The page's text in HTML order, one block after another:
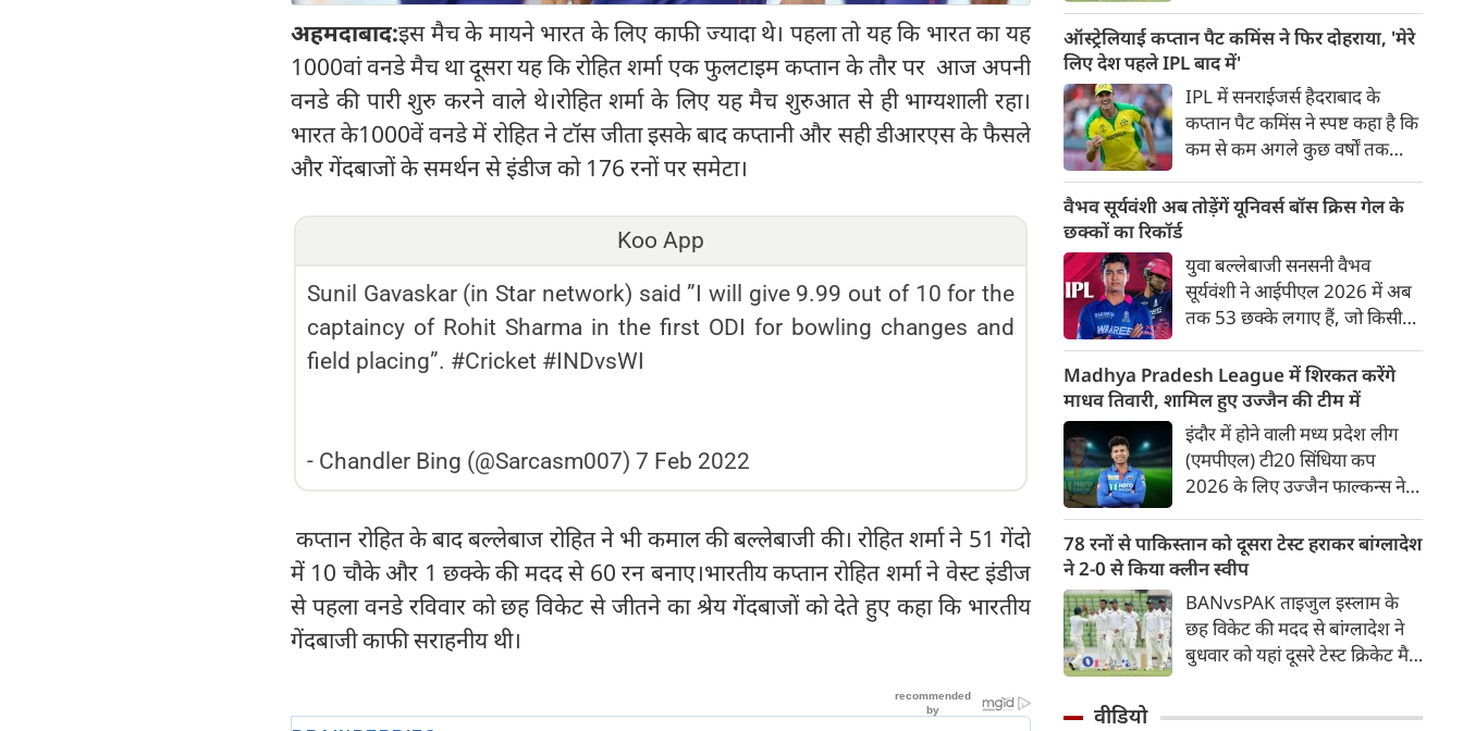
अहमदाबाद:इस मैच के मायने भारत के लिए काफी ज्यादा थे। पहला तो यह कि भारत का यह
1000वां वनडे मैच था दूसरा यह कि रोहित शर्मा एक फुलटाइम कप्तान के तौर पर आज अपनी
वनडे की पारी शुरु करने वाले थे।रोहित शर्मा के लिए यह मैच शुरुआत से ही भाग्यशाली रहा।
भारत के1000वें वनडे में रोहित ने टॉस जीता इसके बाद कप्तानी और सही डीआरएस के फैसले
और गेंदबाजों के समर्थन से इंडीज को 176 रनों पर समेटा।
Koo App
Sunil Gavaskar (in Star network) said ”I will give 9.99 out of 10 for the
captaincy of Rohit Sharma in the first ODI for bowling changes and
field placing”. #Cricket #INDvsWI
- Chandler Bing (@Sarcasm007) 7 Feb 2022
कप्तान रोहित के बाद बल्लेबाज रोहित ने भी कमाल की बल्लेबाजी की। रोहित शर्मा ने 51 गेंदो
में 10 चौके और 1 छक्के की मदद से 60 रन बनाए।भारतीय कप्तान रोहित शर्मा ने वेस्ट इंडीज
से पहला वनडे रविवार को छह विकेट से जीतने का श्रेय गेंदबाजों को देते हुए कहा कि भारतीय
गेंदबाजी काफी सराहनीय थी।
उसे हार का सामना करना पड़ा इसके
बाद अंतिम मैच वह जरूर जीती
लेकिन तब तक उसकी किस्मत
लखनऊ के हाथ लिखी गई थी।
ऑस्ट्रेलियाई कप्तान पैट कमिंस ने फिर दोहराया, 'मेरे
लिए देश पहले IPL बाद में'
IPL में सनराईजर्स हैदराबाद के
कप्तान पैट कमिंस ने स्पष्ट कहा है कि
कम से कम अगले कुछ वर्षों तक
प्राथमिकता होगी। यह बयान उस चर्चा
के बीच आया है, जिसमें कहा जा रहा
है कि ऑस्ट्रेलिया के कुछ बड़े खिलाड़ी
IPL से आगे बढ़कर अन्य फ्रेंचाइजी
क्रिकेट खेलने के लिए राष्ट्रीय टीम से
दूरी बना सकते हैं।
वैभव सूर्यवंशी अब तोड़ेंगें यूनिवर्स बॉस क्रिस गेल के
छक्कों का रिकॉर्ड
युवा बल्लेबाजी सनसनी वैभव
सूर्यवंशी ने आईपीएल 2026 में अब
तक 53 छक्के लगाए हैं, जो किसी
टूर्नामेंट में दूसरे सबसे ज़्यादा हैं। सबसे
ज़्यादा 59 छक्के क्रिस गेल ने
आईपीएल 2012 में लगाए थे।
सूर्यवंशी की नज़रें अब गेल के रिकॉर्ड
पर होंगी।
Madhya Pradesh League में शिरकत करेंगे
माधव तिवारी, शामिल हुए उज्जैन की टीम में
इंदौर में होने वाली मध्य प्रदेश लीग
(एमपीएल) टी20 सिंधिया कप
2026 के लिए उज्जैन फाल्कन्स ने
जिसमें युवा ऑलराउंडर माधव तिवारी
सबसे बड़े आकर्षण के रूप में
उभरकर सामने आए हैं। इंडियन
प्रीमियर लीग में दिल्ली कैपिटल्स का
हिस्सा रहे माधव तिवारी इस समय
मध्य प्रदेश के सबसे चर्चित युवा
78 रनों से पाकिस्तान को दूसरा टेस्ट हराकर बांग्लादेश
ने 2-0 से किया क्लीन स्वीप
BANvsPAK ताइजुल इस्लाम के
छह विकेट की मदद से बांग्लादेश ने
बुधवार को यहां दूसरे टेस्ट क्रिकेट मैच
वीडियो